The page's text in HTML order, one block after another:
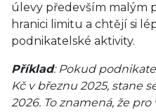
úlevy především malým
hranici limitu a chtějí si
podnikatelské aktivity.
Příklad: Pokud
Kč v březnu 2025, stane
2026. To znamená, že